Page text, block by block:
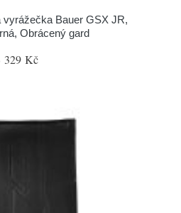
vyrážečka Bauer GSX JR,
Obrácený gard
329 Kč